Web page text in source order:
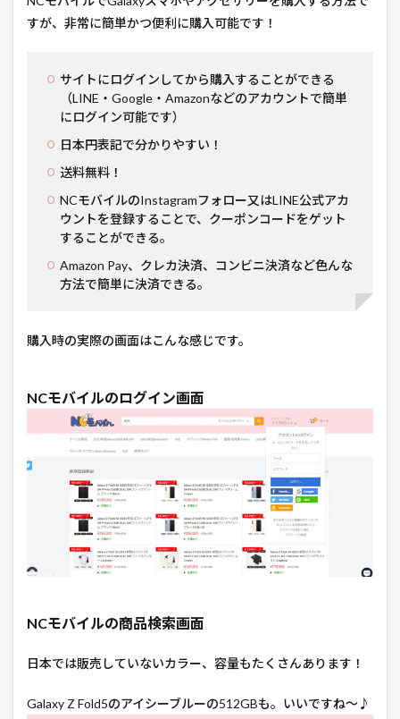
すが、非常に簡単かつ便利に購入可能です！
サイトにログインしてから購入することができる
（LINE・Google・Amazonなどのアカウントで簡単
にログイン可能です）
日本円表記で分かりやすい！
送料無料！
NCモバイルのInstagramフォロー又はLINE公式アカ
ウントを登録することで、クーポンコードをゲット
することができる。
Amazon Pay、クレカ決済、コンビニ決済など色んな
方法で簡単に決済できる。
購入時の実際の画面はこんな感じです。
NCモバイルのログイン画面
NCモバイルの商品検索画面
日本では販売していないカラー、容量もたくさんあります！
Galaxy Z Fold5のアイシーブルーの512GBも。いいですね～♪